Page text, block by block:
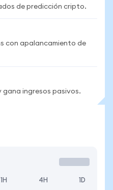
de predicción cripto.
con apalancamiento de
ingresos pasivos.
1H 4H 1D